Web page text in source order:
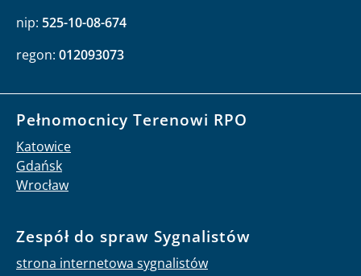
nip: 525-10-08-674
regon: 012093073
Pełnomocnicy Terenowi RPO
Katowice
Gdańsk
Wrocław
Zespół do spraw Sygnalistów
strona internetowa sygnalistów